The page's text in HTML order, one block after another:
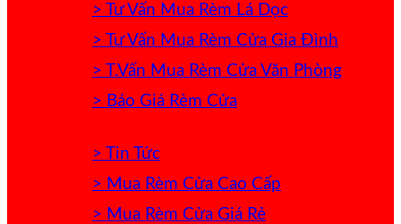
> Tư Vấn Mua Rèm Lá Dọc
> Tư Vấn Mua Rèm Cửa Gia Đình
> T.Vấn Mua Rèm Cửa Văn Phòng
> Báo Giá Rèm Cửa
> Tin Tức
> Mua Rèm Cửa Cao Cấp
> Mua Rèm Cửa Giá Rẻ